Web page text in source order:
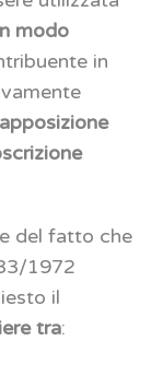
modo
in
del fatto che
1972
il
tra: